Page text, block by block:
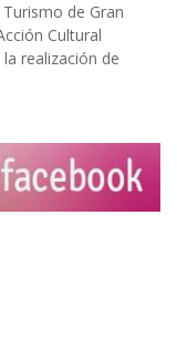
de Gran
Cultural
realización de